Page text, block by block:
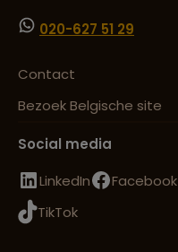
020-627 51 29
Contact
Bezoek Belgische site
Social media
LinkedIn
Facebook
TikTok